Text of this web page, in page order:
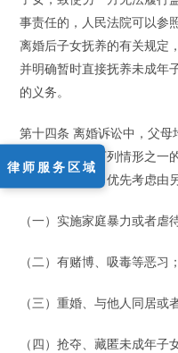
事责任的，人民法院可以参
离婚后子女抚养的有关规定
并明确暂时直接抚养未成年
的义务。
第十四条 离婚诉讼中，父
子女，一方有下列情形之
年子女的原则，优先考虑由
（一）实施家庭暴力或者虐
（二）有赌博、吸毒等恶习；
（三）重婚、与他人同居或
（四）抢夺、藏匿未成年
律师服务区域